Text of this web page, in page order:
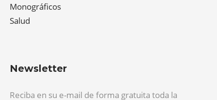
Monográficos
Salud
Newsletter
Reciba en su e-mail de forma gratuita toda la